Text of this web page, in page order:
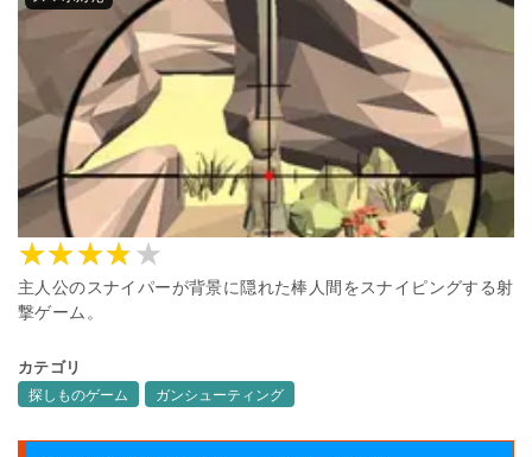
主人公のスナイパーが背景に隠れた棒人間をスナイピングする射
撃ゲーム。
カテゴリ
探しものゲーム
ガンシューティング